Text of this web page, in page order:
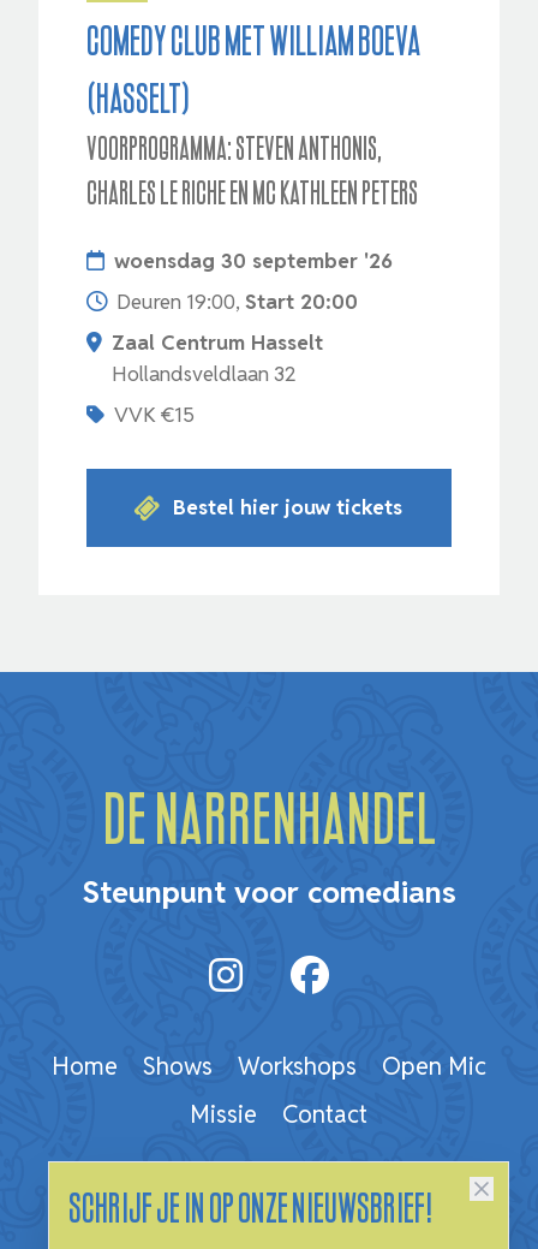
Comedy Club met William Boeva
(HASSELT)
Voorprogramma: Steven Anthonis,
Charles Le Riche en MC Kathleen Peters
woensdag 30 september '26
Deuren 19:00, Start 20:00
Zaal Centrum Hasselt
Hollandsveldlaan 32
VVK €15
Bestel hier jouw tickets
De Narrenhandel
Steunpunt voor comedians
Home Shows Workshops
Open Mic
Missie
Contact
Schrijf je in op onze nieuwsbrief!